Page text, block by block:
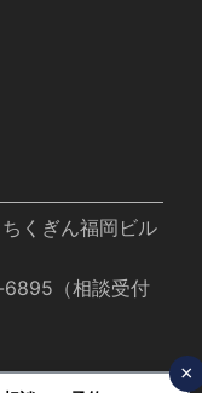
くぎん福岡ビル
（相談受付
×